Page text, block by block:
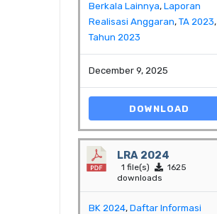
Berkala Lainnya, Laporan
Realisasi Anggaran, TA 2023,
Tahun 2023
December 9, 2025
DOWNLOAD
LRA 2024
1 file(s)
1625
downloads
BK 2024, Daftar Informasi